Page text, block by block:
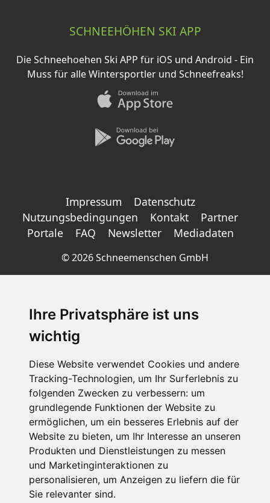
Ihre Privatsphäre ist uns
wichtig
Diese Website verwendet Cookies und andere
Tracking-Technologien, um Ihr Surferlebnis zu
folgenden Zwecken zu verbessern: um
grundlegende Funktionen der Website zu
ermöglichen, um ein besseres Erlebnis auf der
Website zu bieten, um Ihr Interesse an unseren
Produkten und Dienstleistungen zu messen
und Marketinginteraktionen zu
personalisieren, um Anzeigen zu liefern die für
Sie relevanter sind.
SCHNEEHÖHEN SKI APP
Die Schneehoehen Ski APP für iOS und Android - Ein
Muss für alle Wintersportler und Schneefreaks!
Impressum
Datenschutz
Nutzungsbedingungen
Kontakt
Partner
Portale
FAQ Newsletter Mediadaten
©2026 Schneemenschen GmbH
& die Natur genießen!Jetzt Angebote entdecken!